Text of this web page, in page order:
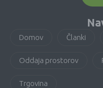
Domov Članki
Oddaja prostorov
Trgovina